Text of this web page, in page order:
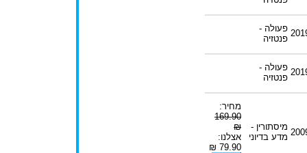
פעולה -
פנטזיה
פעולה -
פנטזיה
מיסתורין -
מדע בדיוני
מחיר:
169.90
₪
אצלנו:
79.90 ₪